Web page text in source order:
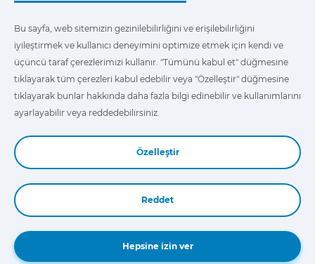
Kurumsal Sosyal Sorumluluk
Haberler
Videolar
FAQ - Sıkça Sorulan Sorular
Bu sayfa, web sitemizde erişilebilirliği ve en iyi gezinti
deneyimini sağlamak, ayrıca da kullanıcı deneyimini optimize
etmek için kendi ve üçüncü taraf çerezlerimizi kullanır. Bunlar
veya reddetmek için"Ayarlar"üzerine tıklayabilirsiniz.
Bu sayfa, web sitemizin gezinilebilirliğini ve erişilebilirliğini
iyileştirmek ve kullanıcı deneyimini optimize etmek için kendi ve
üçüncü taraf çerezlerimizi kullanır. "Tümünü kabul et" düğmesine
tıklayarak tüm çerezleri kabul edebilir veya "Özelleştir" düğmesine
tıklayarak bunlar hakkında daha fazla bilgi edinebilir ve kullanımlarını
ayarlayabilir veya reddedebilirsiniz.
Özelleştir
Reddet
Hepsine izin ver